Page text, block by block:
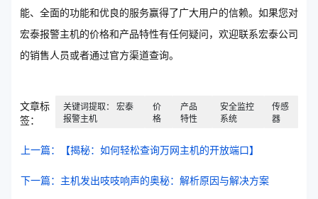
能、全面的功能和优良的服务赢得了广大用户的信赖。如果您对
宏泰报警主机的价格和产品特性有任何疑问，欢迎联系宏泰公司
的销售人员或者通过官方渠道查询。
文章标
签：
关键词提取： 宏泰
报警主机
价
格
产品
特性
安全监控
系统
传感
器
上一篇：【揭秘：如何轻松查询万网主机的开放端口】
下一篇：主机发出吱吱响声的奥秘：解析原因与解决方案